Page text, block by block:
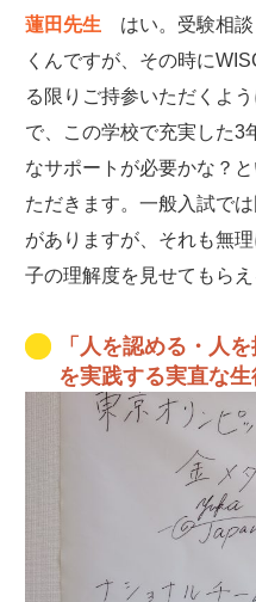
蓮田先生
はい。受験相
くんですが、その時に
る限りご持参いただくよ
で、この学校で充実した3
なサポートが必要かな？
ただきます。一般入試で
がありますが、それも無
子の理解度を見せてもらえ
「人を認める・人
を実践する実直な